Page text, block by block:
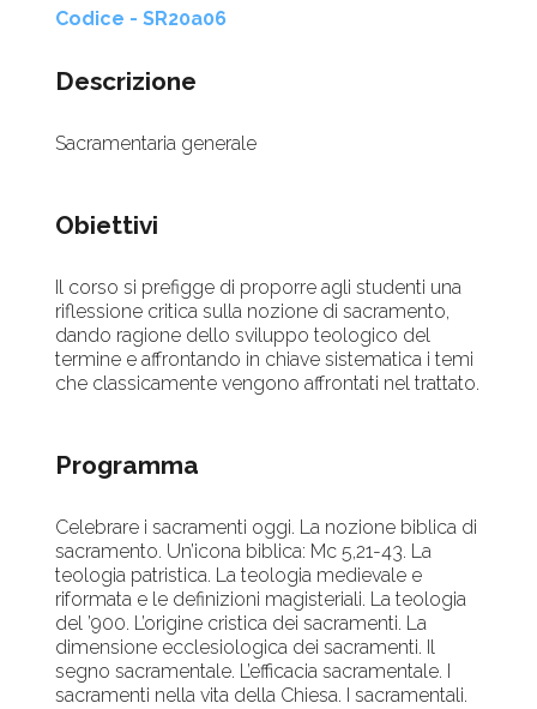
Codice - SR20a06
Descrizione
Sacramentaria generale
Obiettivi
Il corso si prefigge di proporre agli studenti una
riflessione critica sulla nozione di sacramento,
dando ragione dello sviluppo teologico del
termine e affrontando in chiave sistematica i temi
che classicamente vengono affrontati nel trattato.
Programma
Celebrare i sacramenti oggi. La nozione biblica di
sacramento. Un’icona biblica: Mc 5,21-43. La
teologia patristica. La teologia medievale e
riformata e le definizioni magisteriali. La teologia
del ’900. L’origine cristica dei sacramenti. La
dimensione ecclesiologica dei sacramenti. Il
segno sacramentale. L’efficacia sacramentale. I
sacramenti nella vita della Chiesa. I sacramentali.